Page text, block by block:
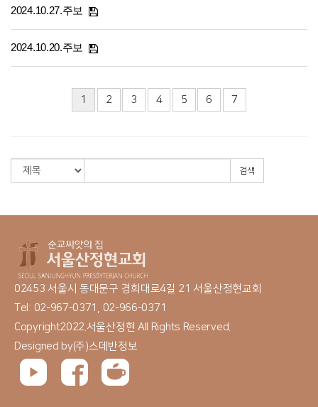
2024.10.27.주보
2024.10.20.주보
1 2 3 4 5 6 7
검색
02453 서울시 동대문구 경희대로4길 21 서울산정현교회
Tel: 02-967-0371, 02-966-0371
Copyright2022.서울산정현 All Rights Reserved.
Designed by(주)스데반정보